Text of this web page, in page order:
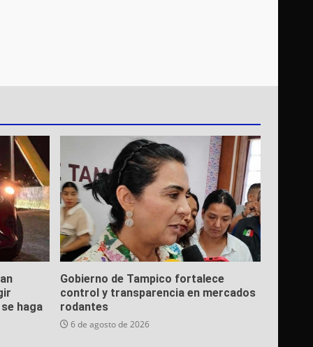
haga
Gobierno de Tampico fortalece
control y transparencia en mercados
rodantes
6 de agosto de 2026